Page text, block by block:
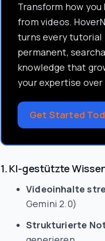
Transform how you
from videos.
turns every tutorial
permanent,
knowledge that
your expertise
Get Started
1. KI-gestützte
Videoinhalte
Gemini 2.0)
Strukturierte